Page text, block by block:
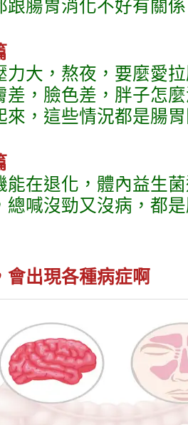
跟腸胃消化不好有關
力大，熬夜，要麼愛
差，臉色差，胖子怎
來，這些情況都是腸
能在退化，體內益生
總喊沒勁又沒病，都
會出現各種病症啊